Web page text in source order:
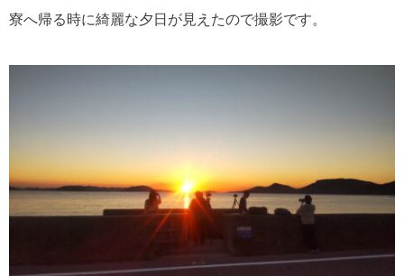
寮へ帰る時に綺麗な夕日が見えたので撮影です。